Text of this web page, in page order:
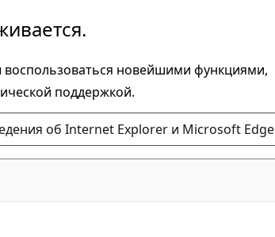
новейшими функциями,
поддержкой.
об Internet Explorer и Microsoft Edge